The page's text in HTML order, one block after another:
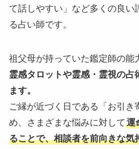
て話しやすい」など多くの良い
る占い師です。
祖父母が持っていた鑑定師の能
霊感タロットや霊感・霊視の占
ます。
ご縁が近づく日である「お引き
め、さまざまな悩みに対して運
ることで、相談者を前向きな気